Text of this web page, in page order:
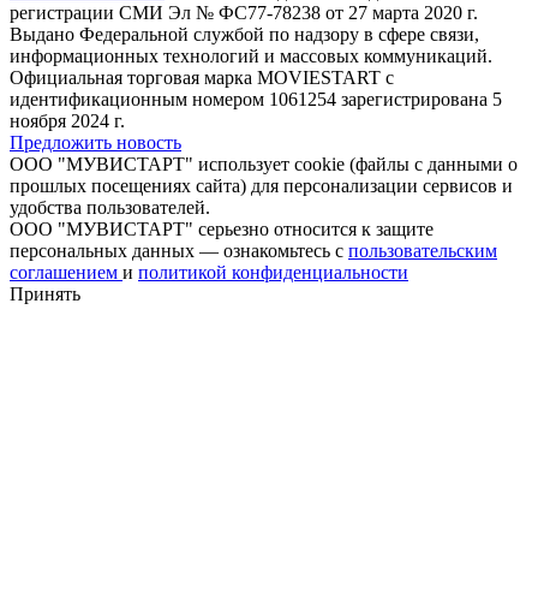
регистрации СМИ Эл № ФС77-78238 от 27 марта 2020 г.
Выдано Федеральной службой по надзору в сфере связи,
информационных технологий и массовых коммуникаций.
Официальная торговая марка MOVIESTART с
идентификационным номером 1061254 зарегистрирована 5
ноября 2024 г.
Предложить новость
ООО "МУВИСТАРТ" использует cookie (файлы с данными о
прошлых посещениях сайта) для персонализации сервисов и
удобства пользователей.
ООО "МУВИСТАРТ" серьезно относится к защите
персональных данных — ознакомьтесь с пользовательским
соглашением и политикой конфиденциальности
Принять